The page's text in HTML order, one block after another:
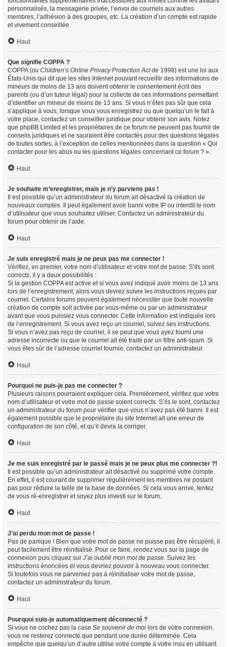
personnalisés, la messagerie privée, l’envoi de courriels aux autres
membres, l’adhésion à des groupes, etc. La création d’un compte est rapide
et vivement conseillée.
Haut
Que signifie COPPA ?
COPPA (ou Children’s Online Privacy Protection Actde 1998) est une loi aux
États-Unis qui dit que les sites Internet pouvant recueillir des informations de
mineurs de moins de 13 ans doivent obtenir le consentement écrit des
parents (ou d’un tuteur légal) pour la collecte de ces informations permettant
d’identifier un mineur de moins de 13 ans. Si vous n’êtes pas sûr que cela
s’applique à vous, lorsque vous vous enregistrez ou que quelqu’un le fait à
votre place, contactez un conseiller juridique pour obtenir son avis. Notez
que phpBB Limited et les propriétaires de ce forum ne peuvent pas fournir de
conseils juridiques et ne sauraient être contactés pour des questions légales
de toutes sortes, à l’exception de celles mentionnées dans la question « Qui
contacter pour les abus ou les questions légales concernant ce forum ? ».
Haut
Je souhaite m’enregistrer, mais je n’y parviens pas !
Il est possible qu’un administrateur du forum ait désactivé la création de
nouveaux comptes. Il peut également avoir banni votre IP ou interdit le nom
d’utilisateur que vous souhaitez utiliser. Contactez un administrateur du
forum pour obtenir de l’aide.
Haut
Je suis enregistré mais je ne peux pas me connecter !
Vérifiez, en premier, votre nom d’utilisateur et votre mot de passe. S’ils sont
corrects, il y a deux possibilités :
Si la gestion COPPA est active et si vous avez indiqué avoir moins de 13 ans
lors de l’enregistrement, alors vous devrez suivre les instructions reçues par
courriel. Certains forums peuvent également nécessiter que toute nouvelle
création de compte soit activée par vous-même ou par un administrateur
avant que vous puissiez vous connecter. Cette information est indiquée lors
de l’enregistrement. Si vous avez reçu un courriel, suivez ses instructions.
Si vous n’avez pas reçu de courriel, il se peut que vous ayez fourni une
adresse incorrecte ou que le courriel ait été traité par un filtre anti-spam. Si
vous êtes sûr de l’adresse courriel fournie, contactez un administrateur.
Haut
Pourquoi ne puis-je pas me connecter ?
Plusieurs raisons pourraient expliquer cela. Premièrement, vérifiez que votre
nom d’utilisateur et votre mot de passe soient corrects. S’ils le sont, contactez
un administrateur du forum pour vérifier que vous n’avez pas été banni. Il est
également possible que le propriétaire du site Internet ait une erreur de
configuration de son côté, et qu’il devra la corriger.
Haut
Je me suis enregistré par le passé mais je ne peux plus me connecter ?!
Il est possible qu’un administrateur ait désactivé ou supprimé votre compte.
En effet, il est courant de supprimer régulièrement les membres ne postant
pas pour réduire la taille de la base de données. Si cela vous arrive, tentez
de vous ré-enregistrer et soyez plus investi sur le forum.
Haut
J’ai perdu mon mot de passe !
Pas de panique ! Bien que votre mot de passe ne puisse pas être récupéré, il
peut facilement être réinitialisé. Pour ce faire, rendez vous sur la page de
connexion puis cliquez sur J’ai oublié mon mot de passe. Suivez les
instructions énoncées et vous devriez pouvoir à nouveau vous connecter.
Si toutefois vous ne parveniez pas à réinitialiser votre mot de passe,
contactez un administrateur du forum.
Haut
Pourquoi suis-je automatiquement déconnecté ?
Si vous ne cochez pas la case Se souvenir de moi lors de votre connexion,
vous ne resterez connecté que pendant une durée déterminée. Cela
empêche que quelqu’un d’autre utilise votre compte à votre insu en utilisant